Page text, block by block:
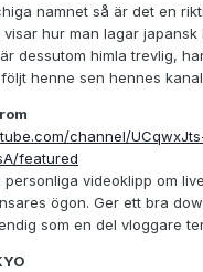
namnet så är det en
hur man lagar japansk
dessutom himla trevlig,
henne sen hennes
channel/
featured
personliga videoklipp om
ögon. Ger ett bra
som en del vloggare